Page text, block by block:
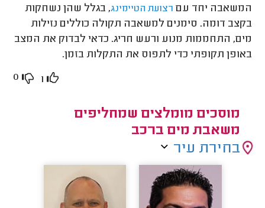
המשאבה יחד עם רצועת הטיימינג, בגלל שהן נשחקות
בקצב דומה. סימנים למשאבה תקולה כוללים נזילות
מים, התחממות מנוע ורעש חריג. כדאי לבדוק את המצב
באופן תקופתי כדי לתפוס את התקלות בזמן.
1
0
מוסכים מומלצים שמחליפים
משאבת מים ברכב
בחירת עיר